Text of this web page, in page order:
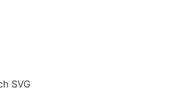
SVG